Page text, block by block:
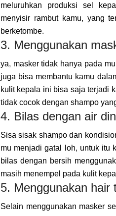
meluruhkan produksi sel
menyisir rambut kamu, yang
berketombe.
3. Menggunakan
ya, masker tidak hanya pada
juga bisa membantu kamu
kulit kepala ini bisa saja terjadi
tidak cocok dengan shampo
4. Bilas dengan air
Sisa sisak shampo dan
mu menjadi gatal loh, untuk itu
bilas dengan bersih
masih menempel pada kulit
5. Menggunakan hair
Selain menggunakan masker